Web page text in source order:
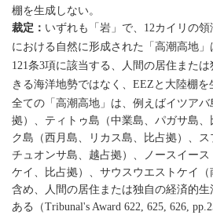
棚を生成しない。
裁定： いずれも「岩」で、 12カイリの
における自然に形成された「高潮高地」
121条3項に該当する、人間の居住また
きる海洋地勢ではなく、
EEZ と大陸棚
全ての「高潮高地」は、例えばイツア
拠）、ティトゥ島（中業島、パガサ島
ク島（西月島、リカス島、比占拠）、ス
チュオンサ島、越占拠）、ノースイー
ケイ、比占拠）、サウスウエストケイ
含め、人間の居住または独自の経済的
ある（Tribunal's Award 622, 625, 626,